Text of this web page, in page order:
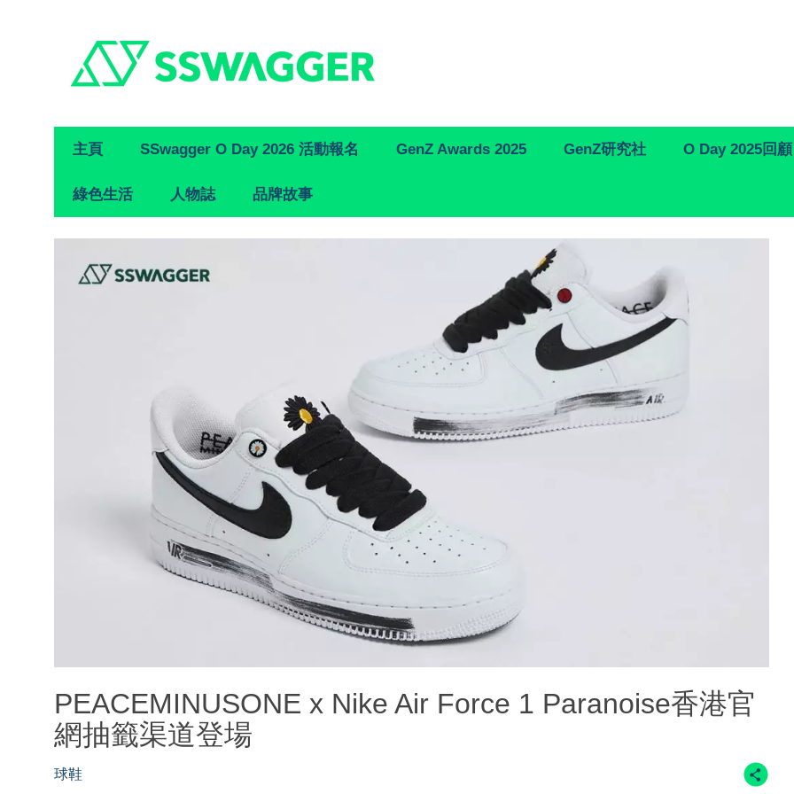
Primary
Navigation
主頁 SSwagger O Day 2026 活動報名 GenZ Awards 2025 GenZ研究社 O Day 2025回顧
綠色生活 人物誌 品牌故事
PEACEMINUSONE x Nike Air Force 1 Paranoise香港官
網抽籤渠道登場
球鞋